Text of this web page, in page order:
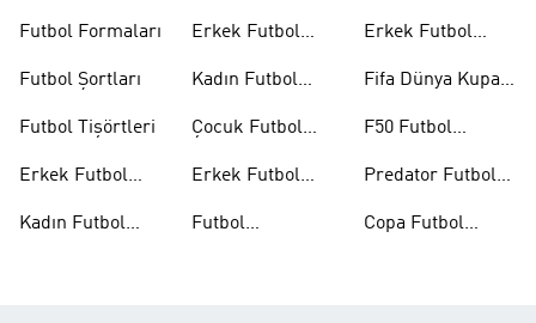
Futbol Formaları
Futbol Şortları
Futbol Tişörtleri
Erkek Futbol
Kadın Futbol
Erkek Futbol
Kadın Futbol
Çocuk Futbol
Erkek Futbol
Futbol
Erkek Futbol
Fifa Dünya Kupası
F50 Futbol
Predator Futbol
Copa Futbol